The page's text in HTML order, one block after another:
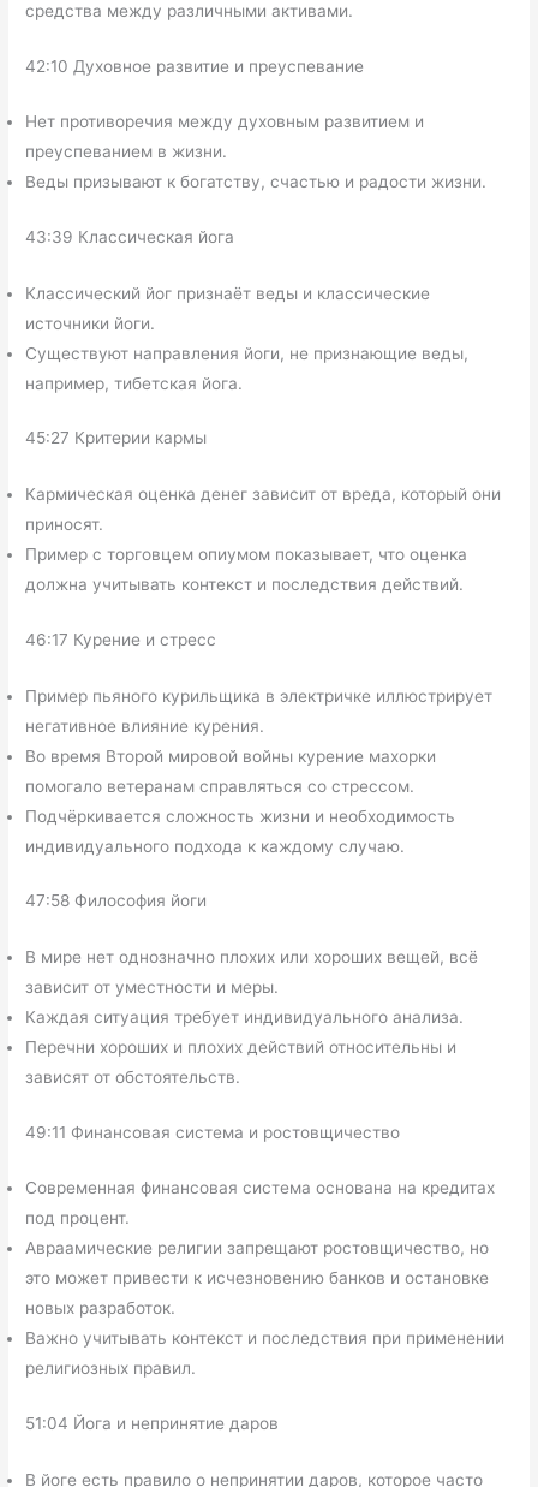
средства между различными активами.
42:10 Духовное развитие и преуспевание
Нет противоречия между духовным развитием и
преуспеванием в жизни.
Веды призывают к богатству, счастью и радости жизни.
43:39 Классическая йога
Классический йог признаёт веды и классические
источники йоги.
Существуют направления йоги, не признающие веды,
например, тибетская йога.
45:27 Критерии кармы
Кармическая оценка денег зависит от вреда, который они
приносят.
Пример с торговцем опиумом показывает, что оценка
должна учитывать контекст и последствия действий.
46:17 Курение и стресс
Пример пьяного курильщика в электричке иллюстрирует
негативное влияние курения.
Во время Второй мировой войны курение махорки
помогало ветеранам справляться со стрессом.
Подчёркивается сложность жизни и необходимость
индивидуального подхода к каждому случаю.
47:58 Философия йоги
В мире нет однозначно плохих или хороших вещей, всё
зависит от уместности и меры.
Каждая ситуация требует индивидуального анализа.
Перечни хороших и плохих действий относительны и
зависят от обстоятельств.
49:11 Финансовая система и ростовщичество
Современная финансовая система основана на кредитах
под процент.
Авраамические религии запрещают ростовщичество, но
это может привести к исчезновению банков и остановке
новых разработок.
Важно учитывать контекст и последствия при применении
религиозных правил.
51:04 Йога и непринятие даров
В йоге есть правило о непринятии даров, которое часто